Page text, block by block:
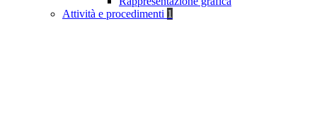
Attività e procedimenti 1